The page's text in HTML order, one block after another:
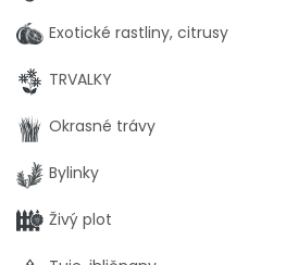
Exotické rastliny, citrusy
TRVALKY
Okrasné trávy
Bylinky
Živý plot